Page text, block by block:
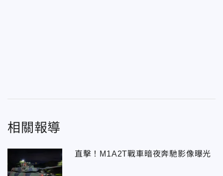
相關報導
直擊！M1A2T戰車暗夜奔馳影像曝光